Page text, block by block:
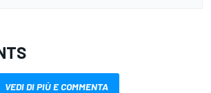
VEDI DI PIÙ E COMMENTA